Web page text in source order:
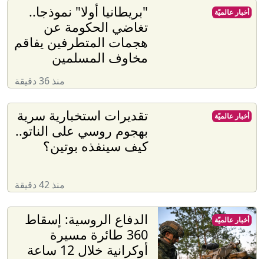
"بريطانيا أولا" نموذجا..
تغاضي الحكومة عن
هجمات المتطرفين يفاقم
مخاوف المسلمين
منذ 36 دقيقة
أخبار عالميّة
تقديرات استخبارية سرية
بهجوم روسي على الناتو..
كيف سينفذه بوتين؟
منذ 42 دقيقة
أخبار عالميّة
الدفاع الروسية: إسقاط
360 طائرة مسيرة
أوكرانية خلال 12 ساعة
أخبار عالميّة